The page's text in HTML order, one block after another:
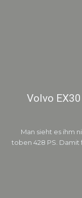
Volvo
Man sieht es ihm
toben 428 PS.